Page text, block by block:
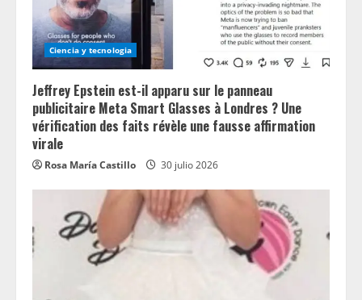
Ciencia y tecnologia
Jeffrey Epstein est-il apparu sur le panneau
publicitaire Meta Smart Glasses à Londres ? Une
vérification des faits révèle une fausse affirmation
virale
Rosa María Castillo 30 julio 2026